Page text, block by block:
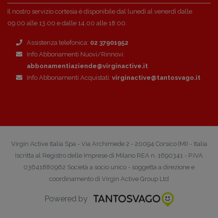
Il nostro servizio cortesia è disponibile dal lunedì al venerdì dalle
09.00 alle 13.00 e dalle 14.00 alle 18.00.
Assistenza telefonica: 02 37901952
Info Abbonamenti Nuovi/Rinnovi:
abbonamentiaziende@virginactive.it
Info Abbonamenti Acquistati: virginactive@tantosvago.it
Virgin Active Italia Spa - Via Archimede 2 - 20094 Corsico (MI) - Italia
Iscritta al Registro delle Imprese di Milano REA n. 1690341 - P.IVA
03641880962 Società a socio unico - soggetta a direzione e
coordinamento di Virgin Active Group Ltd
Powered by